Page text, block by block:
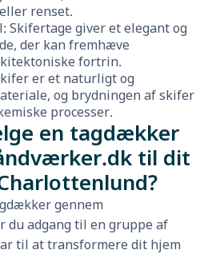
renset.
Skifertage giver et elegant og
der kan fremhæve
fortrin.
er et naturligt og
og brydningen af skifer
processer.
en tagdækker
til dit
gennem
du adgang til en gruppe af
til at transformere dit hjem